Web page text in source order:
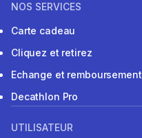
NOS SERVICES
Carte cadeau
Cliquez et retirez
Echange et remboursement
Decathlon Pro
UTILISATEUR